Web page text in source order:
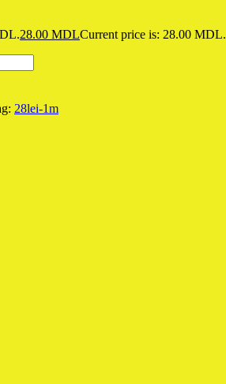
28.00 MDLCurrent price is: 28.00 MDL.
28lei-1m